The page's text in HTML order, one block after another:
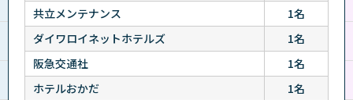
共立メンテナンス
1名
ダイワロイネットホテルズ
1名
阪急交通社
1名
ホテルおかだ
1名